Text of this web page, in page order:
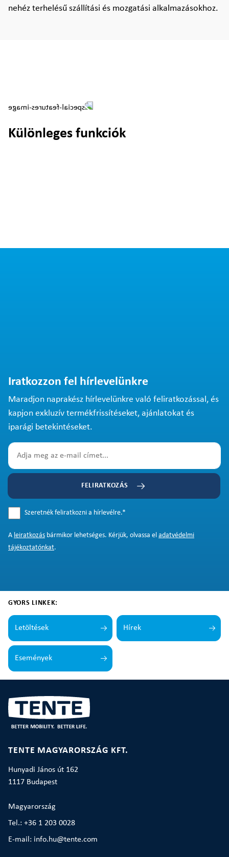
nehéz terhelésű szállítási és mozgatási alkalmazásokhoz.
Különleges funkciók
Iratkozzon fel hírlevelünkre
Maradjon naprakész hírlevelünkre való feliratkozással, és
kapjon exkluzív termékfrissítéseket, ajánlatokat és
iparági betekintéseket.
FELIRATKOZÁS
Szeretnék feliratkozni a hírlevélre.*
A leiratkozás bármikor lehetséges. Kérjük, olvassa el adatvédelmi
tájékoztatónkat.
GYORS LINKEK:
Letöltések Hírek
Események
TENTE MAGYARORSZÁG KFT.
Hunyadi János út 162
1117 Budapest
Magyarország
Tel.: +36 1 203 0028
E-mail: info.hu@tente.com